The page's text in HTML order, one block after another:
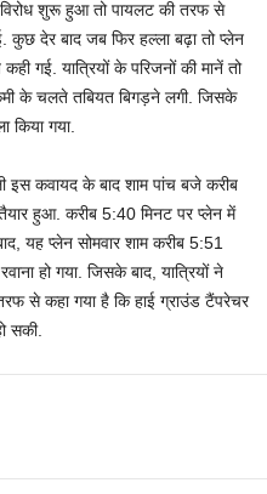
विरोध शुरू हुआ तो पायलट की तरफ से
देर बाद जब फिर हल्‍ला बढ़ा तो प्‍लेन
गई. यात्रियों के परिजनों की मानें तो
के चलते तबियत बिगड़ने लगी. जिसके
किया गया.
इस कवायद के बाद शाम पांच बजे करीब
हुआ. करीब 5:40 मिनट पर प्‍लेन में
यह प्‍लेन सोमवार शाम करीब 5:51
हो गया. जिसके बाद, यात्रियों ने
से कहा गया है कि हाई ग्राउंड टैंपरेचर
सकी.